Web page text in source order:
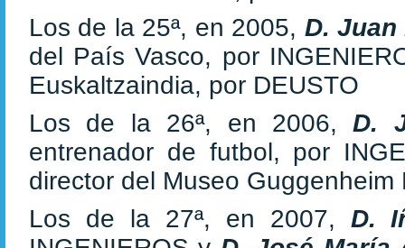
Los de la 25ª, en 2005, D.
del País Vasco, por
Euskaltzaindia, por DEUSTO
Los de la 26ª, en 2006,D.
entrenador de futbol, por
director del Museo
Los de la 27ª, en 2007, D.